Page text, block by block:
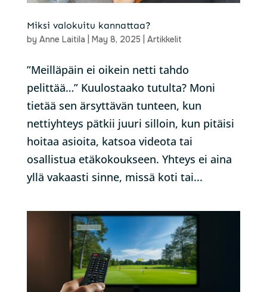
Miksi valokuitu kannattaa?
by Anne Laitila May 8, 2025 Artikkelit
”Meilläpäin ei oikein netti tahdo
pelittää…” Kuulostaako tutulta? Moni
tietää sen ärsyttävän tunteen, kun
nettiyhteys pätkii juuri silloin, kun pitäisi
hoitaa asioita, katsoa videota tai
osallistua etäkokoukseen. Yhteys ei aina
yllä vakaasti sinne, missä koti tai...